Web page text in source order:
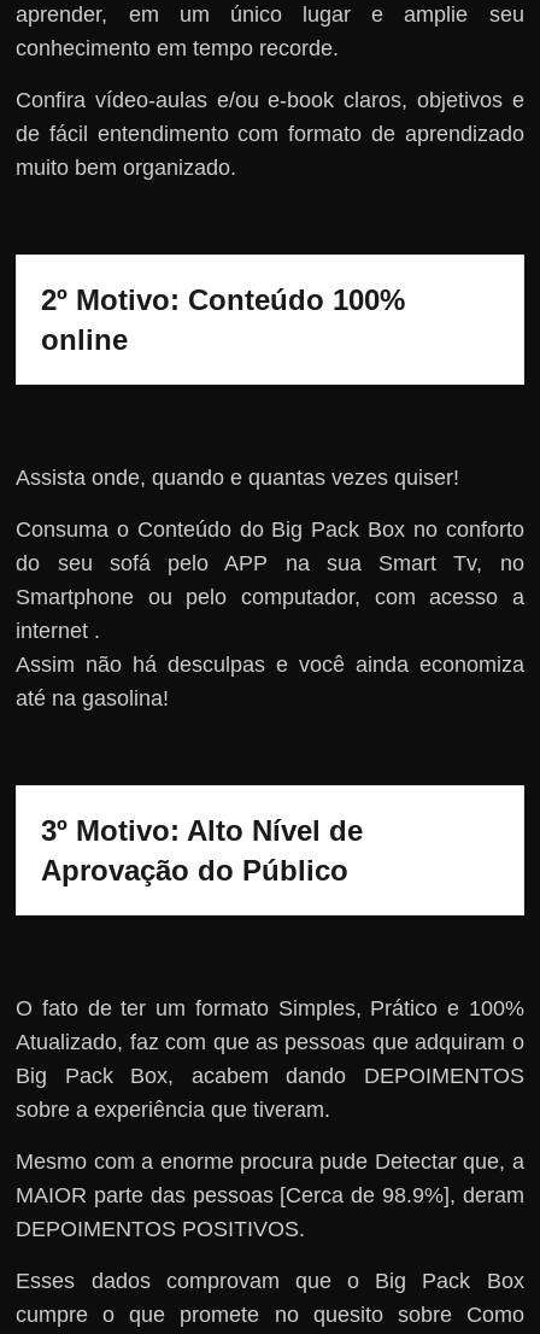
aprender, em um único lugar e amplie seu
conhecimento em tempo recorde.
Confira vídeo-aulas e/ou e-book claros, objetivos e
de fácil entendimento com formato de aprendizado
muito bem organizado.
2º Motivo: Conteúdo 100%
online
Assista onde, quando e quantas vezes quiser!
Consuma o Conteúdo do Big Pack Box no conforto
do seu sofá pelo APP na sua Smart Tv, no
Smartphone ou pelo computador, com acesso a
internet .
Assim não há desculpas e você ainda economiza
até na gasolina!
3º Motivo: Alto Nível de
Aprovação do Público
O fato de ter um formato Simples, Prático e 100%
Atualizado, faz com que as pessoas que adquiram o
Big Pack Box, acabem dando DEPOIMENTOS
sobre a experiência que tiveram.
Mesmo com a enorme procura pude Detectar que, a
MAIOR parte das pessoas [Cerca de 98.9%], deram
DEPOIMENTOS POSITIVOS.
Esses dados comprovam que o Big Pack Box
cumpre o que promete no quesito sobre Como